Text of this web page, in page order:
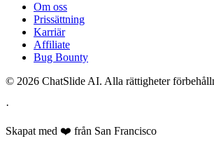
Om oss
Prissättning
Karriär
Affiliate
Bug Bounty
© 2026 ChatSlide AI. Alla rättigheter
·
Skapat med ❤️ från San Francisco